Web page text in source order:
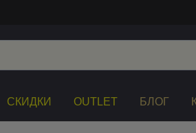
СКИДКИ OUTLET БЛОГ